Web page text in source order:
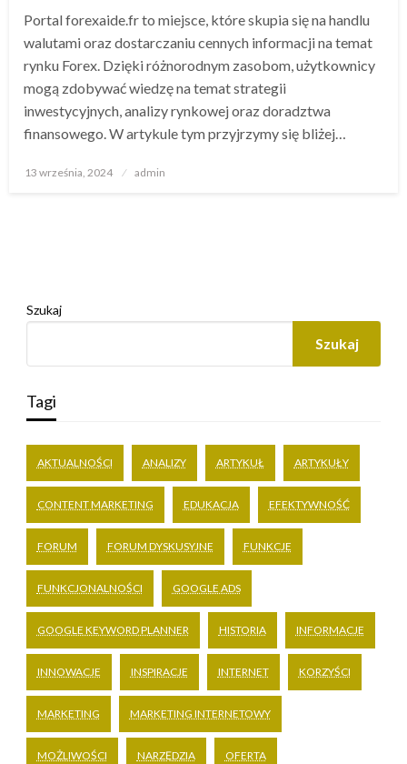
Portal forexaide.fr to miejsce, które skupia się na handlu
walutami oraz dostarczaniu cennych informacji na temat
rynku Forex. Dzięki różnorodnym zasobom, użytkownicy
mogą zdobywać wiedzę na temat strategii
inwestycyjnych, analizy rynkowej oraz doradztwa
finansowego. W artykule tym przyjrzymy się bliżej…
Opublikowane
13 września, 2024 admin
Szukaj
Szukaj
Tagi
AKTUALNOŚCI ANALIZY ARTYKUŁ ARTYKUŁY
CONTENT MARKETING EDUKACJA EFEKTYWNOŚĆ
FORUM FORUM DYSKUSYJNE FUNKCJE
FUNKCJONALNOŚCI GOOGLE ADS
GOOGLE KEYWORD PLANNER HISTORIA INFORMACJE
INNOWACJE INSPIRACJE INTERNET KORZYŚCI
MARKETING MARKETING INTERNETOWY
MOŻLIWOŚCI NARZĘDZIA OFERTA